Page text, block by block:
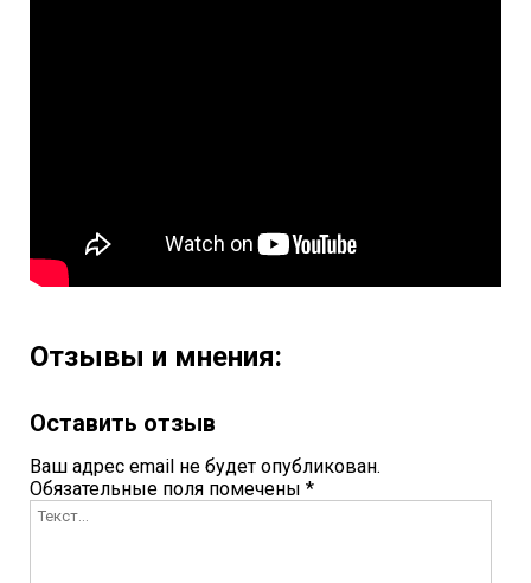
Отзывы и мнения:
Оставить отзыв
Ваш адрес email не будет опубликован.
Обязательные поля помечены *